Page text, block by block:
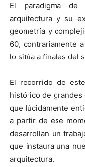
El paradigma de
arquitectura y su
geometría y
60, contrariamente
lo sitúa a finales del
El recorrido de
histórico de grandes
que lúcidamente
a partir de ese
desarrollan un
que instaura una
arquitectura.